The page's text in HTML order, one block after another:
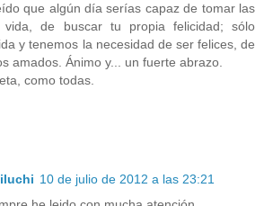
que algún día serías capaz de tomar las
de buscar tu propia felicidad; sólo
y tenemos la necesidad de ser felices, de
amados. Ánimo y... un fuerte abrazo.
como todas.
10 de julio de 2012 a las 23:21